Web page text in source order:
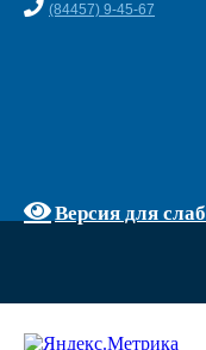
(84457) 9-45-67
Версия для